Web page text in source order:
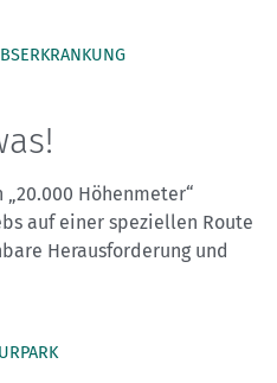
Höhenmeter“
auf einer speziellen Route
Herausforderung und